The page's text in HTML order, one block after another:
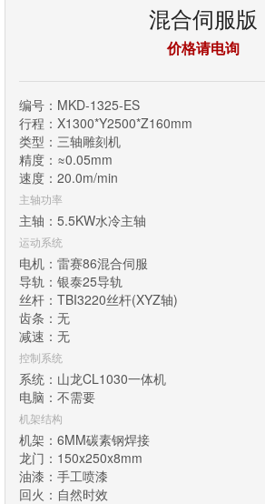
混合伺服版
价格请电询
编号：MKD-1325-ES
行程：X1300*Y2500*Z160mm
类型：三轴雕刻机
精度：≈0.05mm
速度：20.0m/min
主轴功率
主轴：5.5KW水冷主轴
运动系统
电机：雷赛86混合伺服
导轨：银泰25导轨
丝杆：TBI3220丝杆(XYZ轴)
齿条：无
减速：无
控制系统
系统：山龙CL1030一体机
电脑：不需要
机架结构
机架：6MM碳素钢焊接
龙门：150x250x8mm
油漆：手工喷漆
回火：自然时效